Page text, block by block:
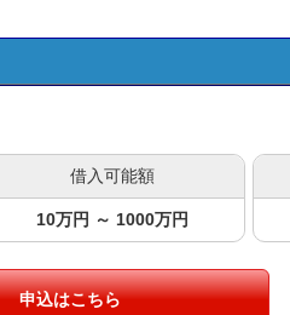
借入可能額
10万円 ～ 1000万円
申込はこちら